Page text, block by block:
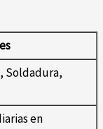
Soldadura,
en